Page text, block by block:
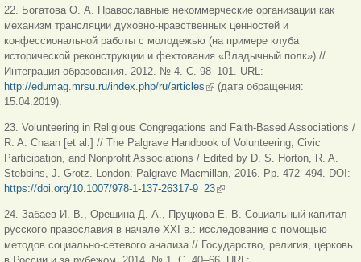
22. Богатова О. А. Православные некоммерческие организации как
механизм трансляции духовно-нравственных ценностей и
конфессиональной работы с молодежью (на примере клуба
исторической реконструкции и фехтования «Владычный полк») //
Интеграция образования. 2012. № 4. C. 98–101. URL:
http://edumag.mrsu.ru/index.php/ru/articles (внешняя ссылка)
(дата обращения:
15.04.2019).
23. Volunteering in Religious Congregations and Faith-Based Associations /
R. A. Cnaan [et al.] // The Palgrave Handbook of Volunteering, Civic
Participation, and Nonprofit Associations / Edited by D. S. Horton, R. A.
Stebbins, J. Grotz. London: Palgrave Macmillan, 2016. Pp. 472–494. DOI:
https://doi.org/10.1007/978-1-137-26317-9_23(внешняя ссылка)
24. Забаев И. В., Орешина Д. А., Пруцкова Е. В. Социальный капитал
русского православия в начале XXI в.: исследование с помощью
методов социально-сетевого анализа // Государство, религия, церковь